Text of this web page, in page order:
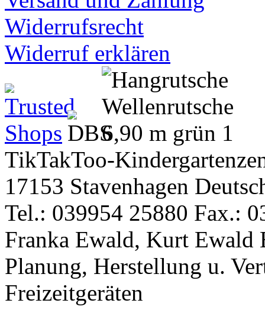
Widerrufsrecht
Widerruf erklären
TikTakToo-
17153 Stavenhagen
Tel.: 039954 25880 Fax.:
Franka Ewald, Kurt Ewald
Planung, Herstellung u.
Freizeitgeräten